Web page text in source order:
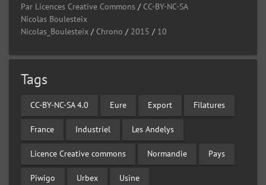
Par Licences Creative Commons / CC-BY-NC-SA
Nicolas Boulesteix
Nicolas_Boulesteix / Chrono / 2015 / 10
Tags
CC-BY-NC-SA 4.0 Eure Export Filatures
France Industriel Les Andelys
Licence Creative commons Normandie Pays
Piwigo Urbex Usine